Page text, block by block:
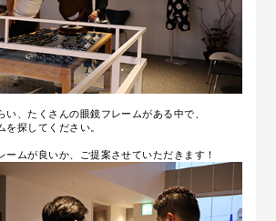
い、たくさんの眼鏡フレームがある中で、
を探してください。
ームが良いか、ご提案させていただきます！